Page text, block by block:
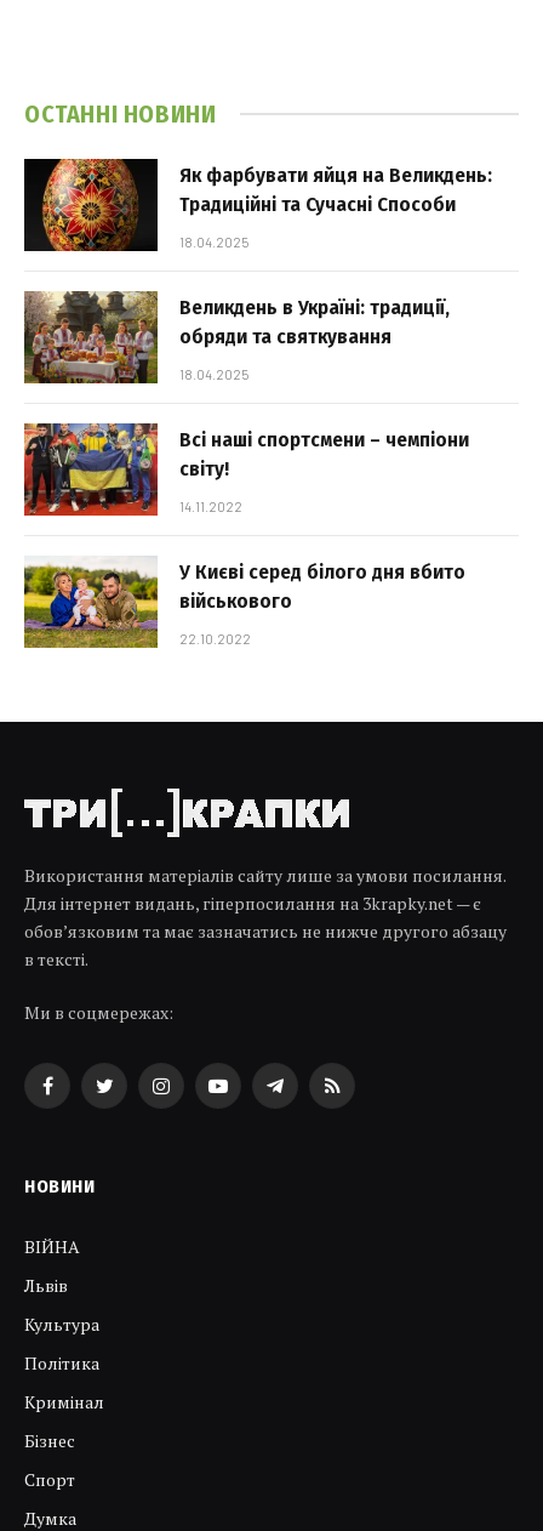
ОСТАННІ НОВИНИ
Як фарбувати яйця на Великдень:
Традиційні та Сучасні Способи
18.04.2025
Великдень в Україні: традиції,
обряди та святкування
18.04.2025
Всі наші спортсмени – чемпіони
світу!
14.11.2022
У Києві серед білого дня вбито
військового
22.10.2022
Використання матеріалів сайту лише за умови посилання.
Для інтернет видань, гіперпосилання на 3krapky.net — є
обов’язковим та має зазначатись не нижче другого абзацу
в тексті.
Ми в соцмережах:
FacebookTwitterInstagramYouTubeTelegramRSS
НОВИНИ
ВІЙНА
Львів
Культура
Політика
Кримінал
Бізнес
Спорт
Думка